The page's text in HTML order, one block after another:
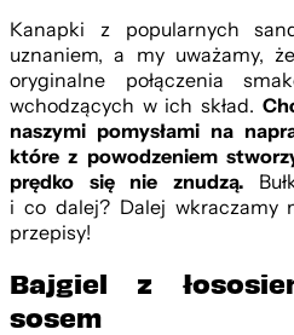
Kanapki z popularnych
uznaniem, a my uważamy,
oryginalne połączenia
wchodzących w ich skład.
naszymi pomysłami na
które z powodzeniem
prędko się nie znudzą.
i co dalej? Dalej wkraczamy
przepisy!
Bajgiel z
sosem